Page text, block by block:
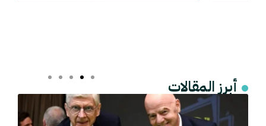
أبرز المقالات